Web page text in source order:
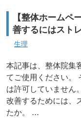
【整体ホームペ
善するにはスト
生理
本記事は、整体院集
てご使用ください。
は許可していません
改善するためには、
たか。 …